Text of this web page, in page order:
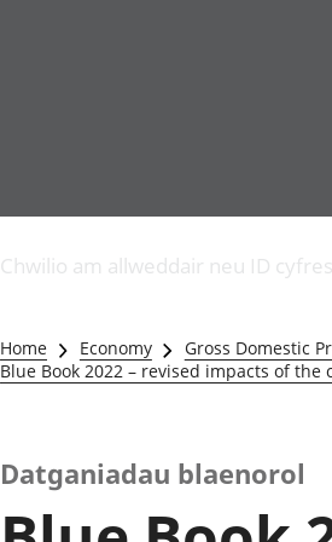
Newidiadau i fusnesau
Masnach ryngwladol
Y diwydiant
Y diwydiant manwethu
Chwilio am allweddair neu ID
Home Economy
Gross Domestic
Blue Book 2022 – revised impacts of the
Datganiadau blaenorol